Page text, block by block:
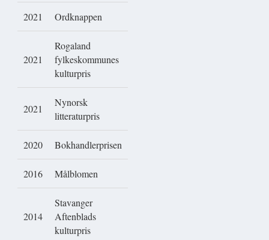
2021 Ordknappen
2021
Rogaland
fylkeskommunes
kulturpris
2021
Nynorsk
litteraturpris
2020 Bokhandlerprisen
2016 Målblomen
2014
Stavanger
Aftenblads
kulturpris